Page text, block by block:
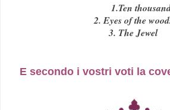
1.Ten
2. Eyes of the
3. The Jewel
E secondo i vostri voti la